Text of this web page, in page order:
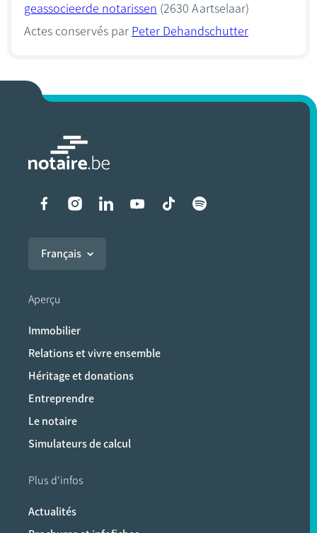
geassocieerde notarissen (2630 Aartselaar)
Actes conservés par Peter Dehandschutter
Liens vers les réseaux
Français
Aperçu
Immobilier
Relations et vivre ensemble
Héritage et donations
Entreprendre
Le notaire
Simulateurs de calcul
Plus d'infos
Actualités